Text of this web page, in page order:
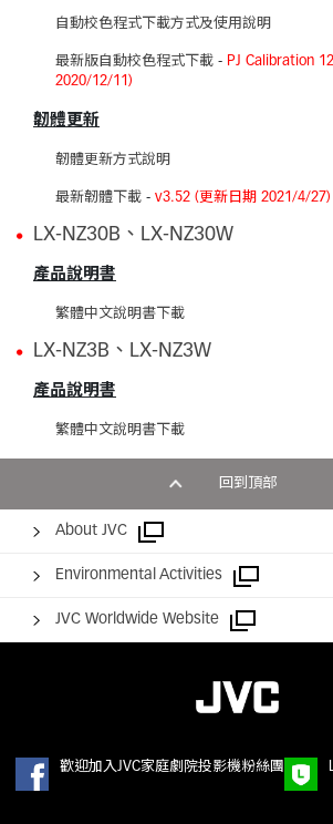
自動校色程式下載方式及使用說明
最新版自動校色程式下載 - PJ Calibration
2020/12/11)
韌體更新
韌體更新方式說明
最新韌體下載 - v3.52 (更新日期 2021/4/27)
LX-NZ30B、LX-NZ30W
產品說明書
繁體中文說明書下載
LX-NZ3B、LX-NZ3W
產品說明書
繁體中文說明書下載
回到頂部
About JVC
Environmental Activities
JVC Worldwide Website
歡迎加入JVC家庭劇院投影機粉絲團